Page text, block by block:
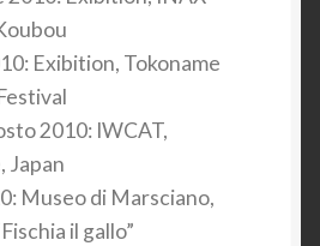
Exibition, Tokoname
2010: IWCAT,
Japan
Museo di Marsciano,
il gallo”